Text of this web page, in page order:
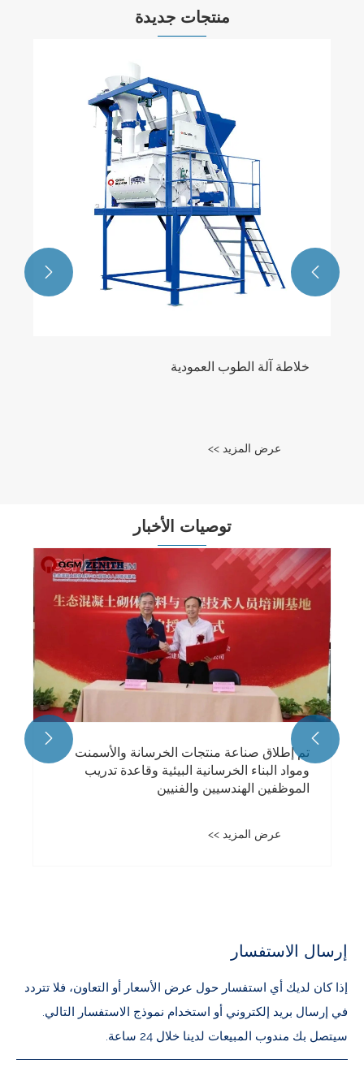
منتجات جديدة
خلاطة آلة الطوب العمودية
عرض المزيد >>


توصيات الأخبار
تم إطلاق صناعة منتجات الخرسانة والأسمنت
ومواد البناء الخرسانية البيئية وقاعدة تدريب
الموظفين الهندسيين والفنيين
عرض المزيد >>


إرسال الاستفسار
إذا كان لديك أي استفسار حول عرض الأسعار أو التعاون، فلا تتردد
في إرسال بريد إلكتروني أو استخدام نموذج الاستفسار التالي.
سيتصل بك مندوب المبيعات لدينا خلال 24 ساعة.